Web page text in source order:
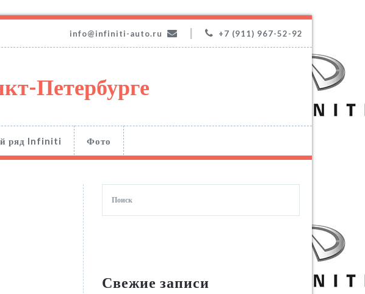
info@infiniti-auto.ru +7 (911) 967-52-92
Петербурге
ряд Infiniti Фото
Свежие записи